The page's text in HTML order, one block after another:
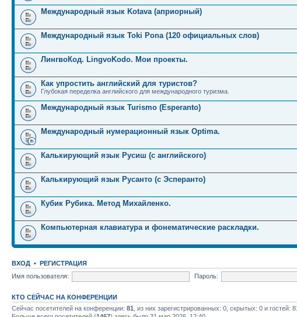
Международный язык Kotava (априорный)
Международный язык Toki Pona (120 официальных слов)
ЛингвоКод. LingvoKodo. Мои проекты.
Как упростить английский для туристов?
Глубокая переделка английского для международного туризма.
Международный язык Turismo (Esperanto)
Международный нумерационный язык Optima.
Калькирующий язык Русиш (с английского)
Калькирующий язык Русанто (с Эсперанто)
Кубик Рубика. Метод Михайленко.
Компьютерная клавиатура и фонематические раскладки.
ВХОД • РЕГИСТРАЦИЯ
Имя пользователя:
Пароль:
КТО СЕЙЧАС НА КОНФЕРЕНЦИИ
Сейчас посетителей на конференции: 81 , из них зарегистрированных: 0, скрытых: 0 и